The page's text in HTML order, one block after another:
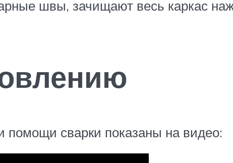
швы, зачищают весь каркас
помощи сварки показаны на видео: